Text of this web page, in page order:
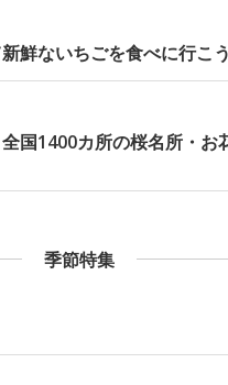
鮮ないちごを食べに行こう
国1400カ所の桜名所・お
季節特集